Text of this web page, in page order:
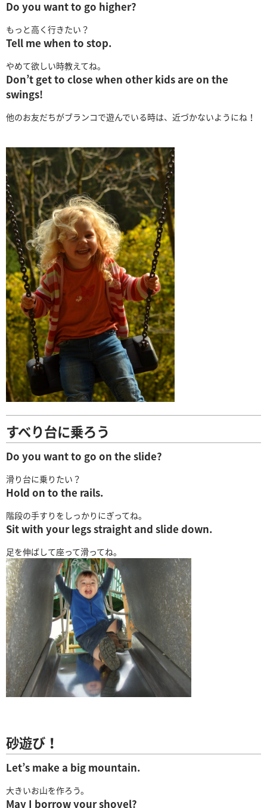
Do you want to go higher?
もっと高く行きたい？
Tell me when to stop.
やめて欲しい時教えてね。
Don’t get to close when other kids are on the
swings!
他のお友だちがブランコで遊んでいる時は、近づかないようにね！
すべり台に乗ろう
Do you want to go on the slide?
滑り台に乗りたい？
Hold on to the rails.
階段の手すりをしっかりにぎってね。
Sit with your legs straight and slide down.
足を伸ばして座って滑ってね。
砂遊び！
Let’s make a big mountain.
大きいお山を作ろう。
May I borrow your shovel?